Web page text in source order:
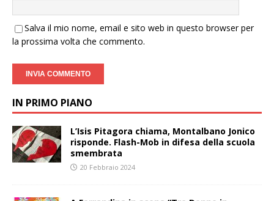
Salva il mio nome, email e sito web in questo browser per
la prossima volta che commento.
IN PRIMO PIANO
L’Isis Pitagora chiama, Montalbano Jonico
risponde. Flash-Mob in difesa della scuola
smembrata
20 Febbraio 2024